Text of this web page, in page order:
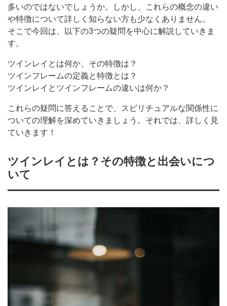
多いのではないでしょうか。しかし、これらの概念の違い
や特徴について詳しく知らない方も少なくありません。
そこで今回は、以下の3つの疑問を中心に解説していきま
す。
ツインレイとは何か、その特徴は？
ツインフレームの定義と特徴とは？
ツインレイとツインフレームの違いは何か？
これらの疑問に答えることで、スピリチュアルな関係性に
ついての理解を深めていきましょう。それでは、詳しく見
ていきます！
ツインレイとは？その特徴と出会いにつ
いて